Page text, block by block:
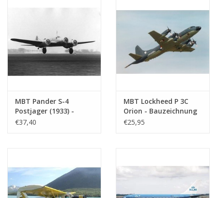
MBT Pander S-4
Postjager (1933) -
Bauzeichnung
€37,40
MBT Lockheed P 3C
Orion - Bauzeichnung
Maßstab 1 : 72
€25,95